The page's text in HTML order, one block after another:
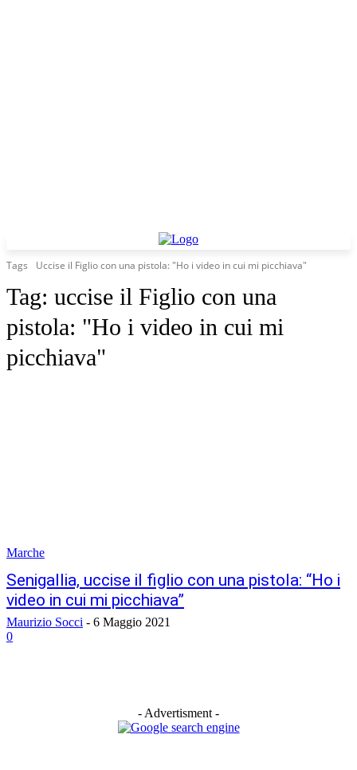
Tags Uccise il Figlio con una pistola: "Ho i video in cui mi picchiava"
Tag: uccise il Figlio con una
pistola: "Ho i video in cui mi
picchiava"
Marche
Senigallia, uccise il figlio con una pistola: “Ho i
video in cui mi picchiava”
Maurizio Socci - 6 Maggio 2021
0
- Advertisment -